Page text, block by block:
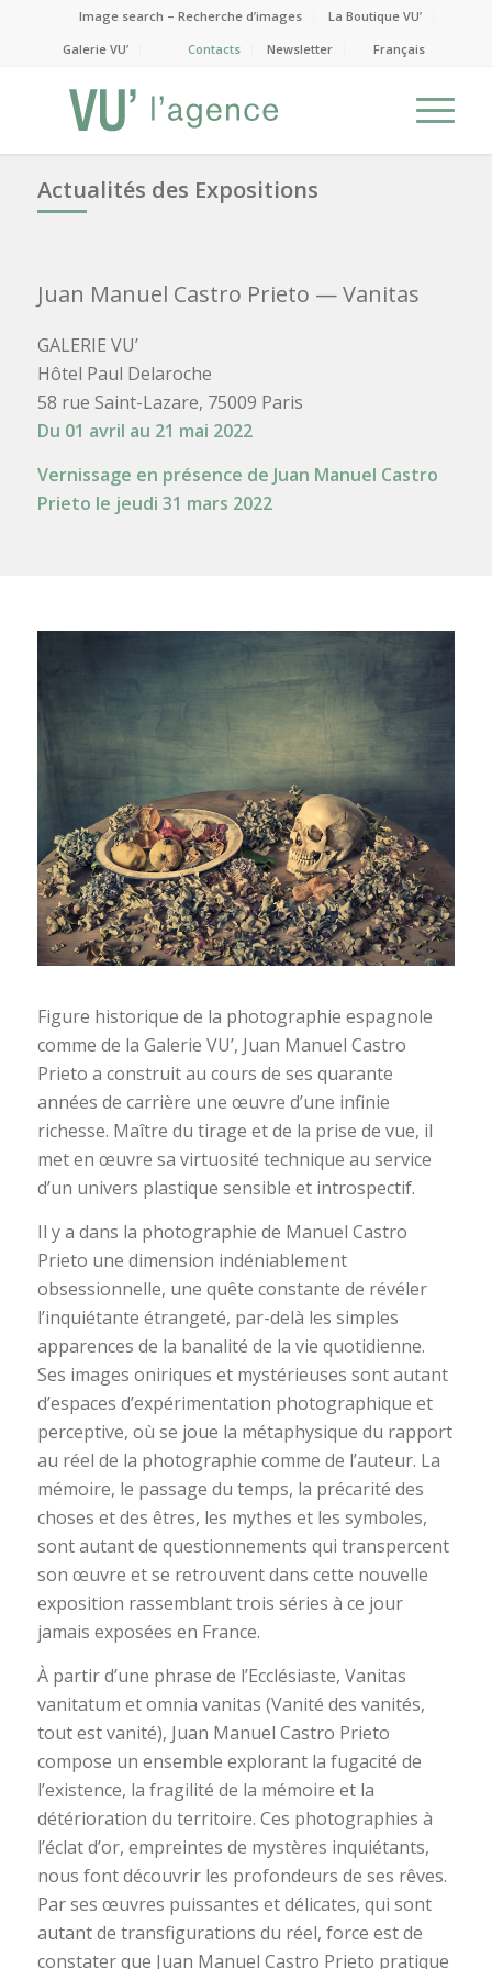
Image search – Recherche d’images
La Boutique VU’
Galerie VU’
Contacts Newsletter Français
Actualités des Expositions
Juan Manuel Castro Prieto — Vanitas
GALERIE VU’
Hôtel Paul Delaroche
58 rue Saint-Lazare, 75009 Paris
Du 01 avril au 21 mai 2022
Vernissage en présence de Juan Manuel Castro
Prieto le jeudi 31 mars 2022
Figure historique de la photographie espagnole
comme de la Galerie VU’, Juan Manuel Castro
Prieto a construit au cours de ses quarante
années de carrière une œuvre d’une infinie
richesse. Maître du tirage et de la prise de vue, il
met en œuvre sa virtuosité technique au service
d’un univers plastique sensible et introspectif.
Il y a dans la photographie de Manuel Castro
Prieto une dimension indéniablement
obsessionnelle, une quête constante de révéler
l’inquiétante étrangeté, par-delà les simples
apparences de la banalité de la vie quotidienne.
Ses images oniriques et mystérieuses sont autant
d’espaces d’expérimentation photographique et
perceptive, où se joue la métaphysique du rapport
au réel de la photographie comme de l’auteur. La
mémoire, le passage du temps, la précarité des
choses et des êtres, les mythes et les symboles,
sont autant de questionnements qui transpercent
son œuvre et se retrouvent dans cette nouvelle
exposition rassemblant trois séries à ce jour
jamais exposées en France.
À partir d’une phrase de l’Ecclésiaste, Vanitas
vanitatum et omnia vanitas (Vanité des vanités,
tout est vanité), Juan Manuel Castro Prieto
compose un ensemble explorant la fugacité de
l’existence, la fragilité de la mémoire et la
détérioration du territoire. Ces photographies à
l’éclat d’or, empreintes de mystères inquiétants,
nous font découvrir les profondeurs de ses rêves.
Par ses œuvres puissantes et délicates, qui sont
autant de transfigurations du réel, force est de
constater que Juan Manuel Castro Prieto pratique